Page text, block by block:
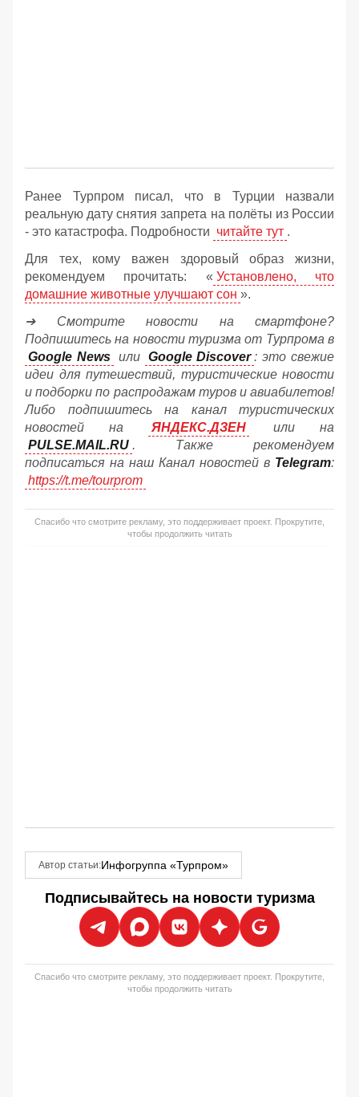
Ранее Турпром писал, что в Турции назвали
реальную дату снятия запрета на полёты из России
- это катастрофа. Подробности читайте тут .
Для тех, кому важен здоровый образ жизни,
рекомендуем прочитать: « Установлено, что
домашние животные улучшают сон ».
➔ Смотрите новости на смартфоне?
Подпишитесь на новости туризма от Турпрома в
Google News или Google Discover : это свежие
идеи для путешествий, туристические новости
и подборки по распродажам туров и авиабилетов!
Либо подпишитесь на канал туристических
новостей на
ЯНДЕКС.ДЗЕН
или на
PULSE.MAIL.RU . Также рекомендуем
подписаться на наш Канал новостей в Telegram:
https://t.me/tourprom
Спасибо что смотрите рекламу, это поддерживает проект. Прокрутите,
чтобы продолжить читать
Автор статьи:Инфогруппа «Турпром»
Подписывайтесь на новости туризма
Спасибо что смотрите рекламу, это поддерживает проект. Прокрутите,
чтобы продолжить читать